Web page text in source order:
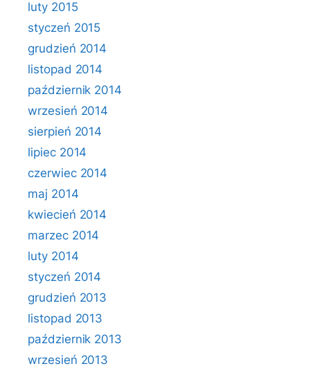
luty 2015
styczeń 2015
grudzień 2014
listopad 2014
październik 2014
wrzesień 2014
sierpień 2014
lipiec 2014
czerwiec 2014
maj 2014
kwiecień 2014
marzec 2014
luty 2014
styczeń 2014
grudzień 2013
listopad 2013
październik 2013
wrzesień 2013